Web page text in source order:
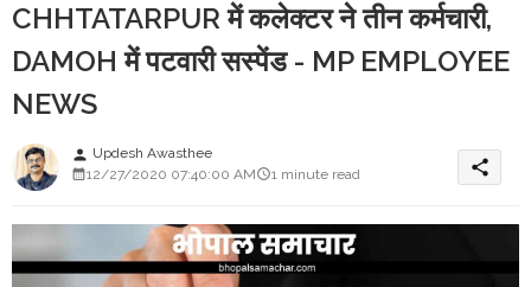
CHHTATARPUR में कलेक्टर ने तीन कर्मचारी,
DAMOH में पटवारी सस्पेंड - MP EMPLOYEE
NEWS
person Updesh Awasthee
12/27/2020 07:40:00 AM
1 minute read share